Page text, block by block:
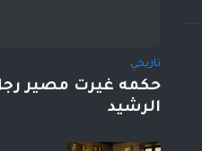
تاريخي
حكمه غيرت مصير
الرشيد